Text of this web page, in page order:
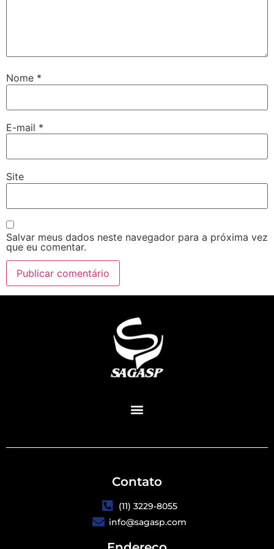
Nome *
E-mail *
Site
Salvar meus dados neste navegador para a próxima vez
que eu comentar.
Contato
(11) 3229-8055
info@sagasp.com